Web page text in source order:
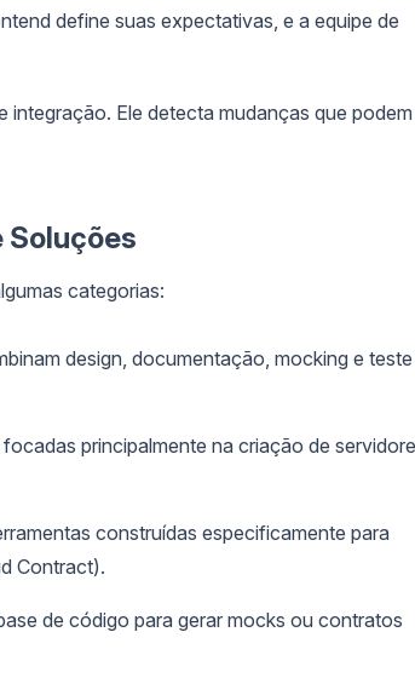
define suas expectativas, e a equipe de
integração. Ele detecta mudanças que podem
Soluções
categorias:
design, documentação, mocking e teste
focadas principalmente na criação de
construídas especificamente para
Contract).
de código para gerar mocks ou contratos